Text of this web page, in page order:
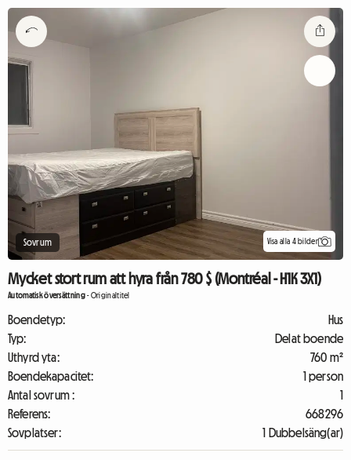
Sovrum Visa alla 4 bilder
Mycket stort rum att hyra från 780 $ (Montréal - H1K 3X1)
Automatisk översättning-Originaltitel
Boendetyp:
Hus
Typ:
Delat boende
Uthyrd yta:
760 m²
Boendekapacitet:
1 person
Antal sovrum :
1
Referens:
668296
Sovplatser:
1 Dubbelsäng(ar)